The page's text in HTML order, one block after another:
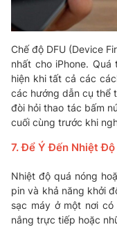
Chế độ DFU (Device
nhất cho iPhone.
hiện khi tất cả các
các hướng dẫn cụ thể
đòi hỏi thao tác bấm
cuối cùng trước khi
7. Để Ý Đến Nhiệt
Nhiệt độ quá nóng
pin và khả năng khởi
sạc máy ở một nơi
nắng trực tiếp hoặc